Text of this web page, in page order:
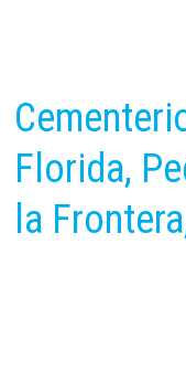
Florida,
la